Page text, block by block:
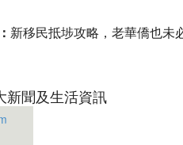
新移民抵埗攻略，老華僑也未
新聞及生活資訊